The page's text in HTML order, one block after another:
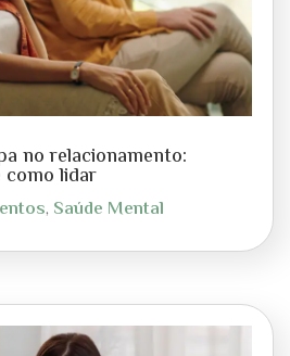
no relacionamento:
como lidar
, Saúde Mental